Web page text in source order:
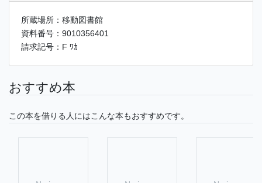
所蔵場所：移動図書館
資料番号：9010356401
請求記号：F ﾜｶ
おすすめ本
この本を借りる人にはこんな本もおすすめです。